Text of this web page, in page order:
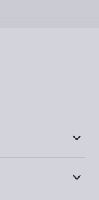
keyboard_arrow_down
keyboard_arrow_down